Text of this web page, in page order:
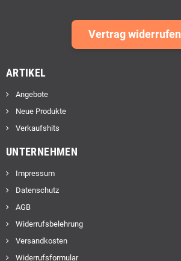
Vertrag widerrufen
ARTIKEL
Angebote
Neue Produkte
Verkaufshits
UNTERNEHMEN
Impressum
Datenschutz
AGB
Widerrufsbelehrung
Versandkosten
Widerrufsformular